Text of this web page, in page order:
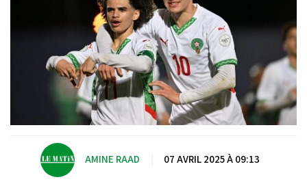
AMINE RAAD 07 AVRIL 2025 À 09:13